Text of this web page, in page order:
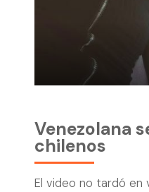
Venezolana
chilenos
El video no tardó en